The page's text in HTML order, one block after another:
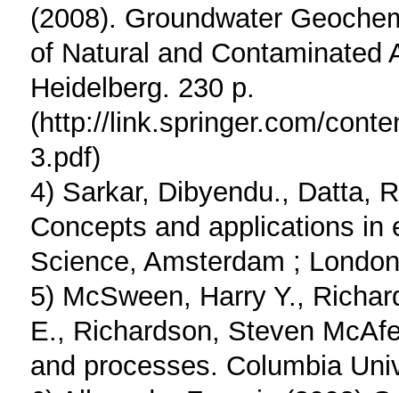
(2008). Groundwater
of Natural and Contaminated
Heidelberg. 230 p.
(http://link.springer.com/
3.pdf)
4) Sarkar, Dibyendu., Datta,
Concepts and applications in
Science, Amsterdam ;
5) McSween, Harry Y.,
E., Richardson, Steven
and processes. Columbia